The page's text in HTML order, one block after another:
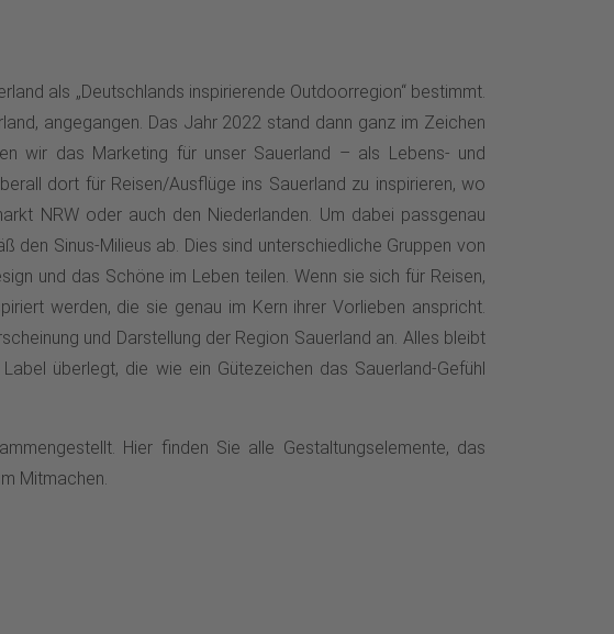
als „Deutschlands inspirierende Outdoorregion“ bestimmt.
angegangen. Das Jahr 2022 stand dann ganz im Zeichen
wir das Marketing für unser Sauerland – als Lebens- und
dort für Reisen/Ausflüge ins Sauerland zu inspirieren, wo
NRW oder auch den Niederlanden. Um dabei passgenau
Sinus-Milieus ab. Dies sind unterschiedliche Gruppen von
und das Schöne im Leben teilen. Wenn sie sich für Reisen,
werden, die sie genau im Kern ihrer Vorlieben anspricht.
und Darstellung der Region Sauerland an. Alles bleibt
überlegt, die wie ein Gütezeichen das Sauerland-Gefühl
Hier finden Sie alle Gestaltungselemente, das
Mitmachen.